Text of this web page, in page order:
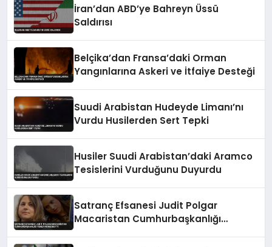
İran’dan ABD’ye Bahreyn Üssü
Saldırısı
Belçika’dan Fransa’daki Orman
Yangınlarına Askeri ve İtfaiye Desteği
Suudi Arabistan Hudeyde Limanı’nı
Vurdu Husilerden Sert Tepki
Husiler Suudi Arabistan’daki Aramco
Tesislerini Vurduğunu Duyurdu
Satranç Efsanesi Judit Polgar
Macaristan Cumhurbaşkanlığı